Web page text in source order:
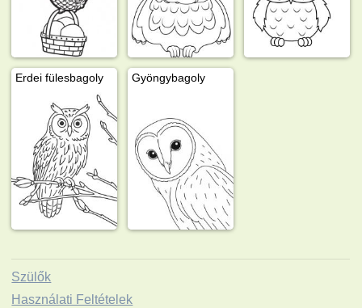
Erdei fülesbagoly Gyöngybagoly
Szülők
Használati Feltételek